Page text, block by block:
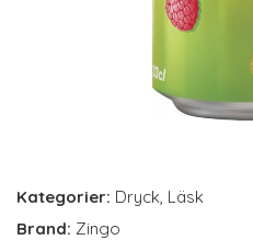
Kategorier: Dryck, Läsk
Brand: Zingo